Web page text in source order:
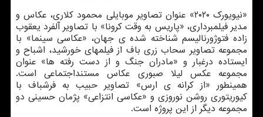
«نیویورک ۲۰۲۰» عنوان تصاویر موبایلی محمود کلاری، عکاس و
مدیر فیلمبرداری، «پاریس به وقت کرونا» با تصاویر آلفرد یعقوب
زاده فتوژورنالیسم شناخته شده ی جهان، «عکاسی سینما» با
مجموعه تصاویر سحاب زری باف از فیلمهای خورشید، اشباح و
ایستاده درغبار و «مادران جنگ و از دست رفته ها» عنوان
مجموعه عکس لیلا صبوری عکاس مستنداجتماعی است.
همینطور «از کرانه ی ارس» تصاویر حبیب به فرشباف با
کیوریتوری روشن نوروزی و «عکاسی انتزاعی» پژمان حسینی دو
مجموعه دیگر از این پروژه است.